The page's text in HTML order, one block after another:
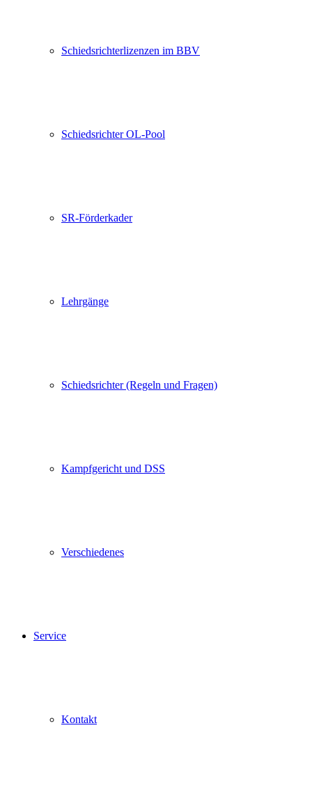
Schiedsrichterlizenzen im BBV
Schiedsrichter OL-Pool
SR-Förderkader
Lehrgänge
Schiedsrichter (Regeln und Fragen)
Kampfgericht und DSS
Verschiedenes
Service
Kontakt